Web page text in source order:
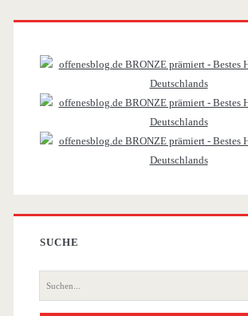
Primäre
Sidebar
SUCHE
Suche
nach: